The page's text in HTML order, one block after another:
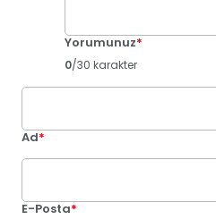
Yorumunuz*
0/30 karakter
Ad*
E-Posta*